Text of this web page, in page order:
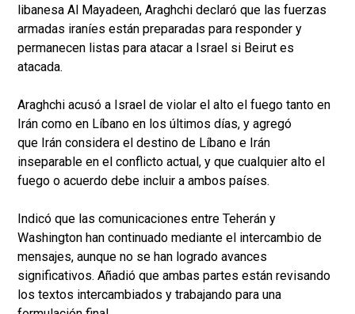
libanesa Al Mayadeen, Araghchi declaró que las fuerzas
armadas iraníes están preparadas para responder y
permanecen listas para atacar a Israel si Beirut es
atacada.
Araghchi acusó a Israel de violar el alto el fuego tanto en
Irán como en Líbano en los últimos días, y agregó
que Irán considera el destino de Líbano e Irán
inseparable en el conflicto actual, y que cualquier alto el
fuego o acuerdo debe incluir a ambos países.
Indicó que las comunicaciones entre Teherán y
Washington han continuado mediante el intercambio de
mensajes, aunque no se han logrado avances
significativos. Añadió que ambas partes están revisando
los textos intercambiados y trabajando para una